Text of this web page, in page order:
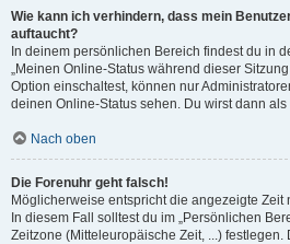
Wie kann ich verhindern, dass mein
auftaucht?
In deinem persönlichen Bereich findest du in
„Meinen Online-Status während dieser
Option einschaltest, können nur
deinen Online-Status sehen. Du wirst dann
Nach oben
Die Forenuhr geht falsch!
Möglicherweise entspricht die angezeigte
In diesem Fall solltest du im „Persönlichen
Zeitzone (Mitteleuropäische Zeit, ...)